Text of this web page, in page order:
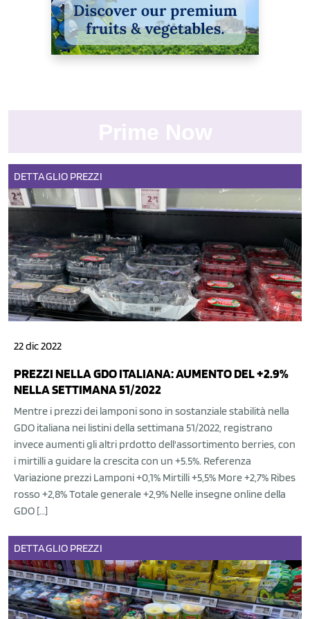
DETTAGLIO PREZZI
22 dic 2022
PREZZI NELLA GDO ITALIANA: AUMENTO DEL +2.9%
NELLA SETTIMANA 51/2022
Mentre i prezzi dei lamponi sono in sostanziale stabilità nella
GDO italiana nei listini della settimana 51/2022, registrano
invece aumenti gli altri prdotto dell'assortimento berries, con
i mirtilli a guidare la crescita con un +5.5%. Referenza
Variazione prezzi Lamponi +0,1% Mirtilli +5,5% More +2,7% Ribes
rosso +2,8% Totale generale +2,9% Nelle insegne online della
GDO […]
DETTAGLIO PREZZI